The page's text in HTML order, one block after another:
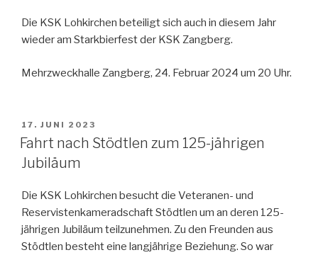
Die KSK Lohkirchen beteiligt sich auch in diesem Jahr
wieder am Starkbierfest der KSK Zangberg.
Mehrzweckhalle Zangberg, 24. Februar 2024 um 20 Uhr.
VERÖFFENTLICHT
AM
17. JUNI 2023
Fahrt nach Stödtlen zum 125-jährigen
Jubiläum
Die KSK Lohkirchen besucht die Veteranen- und
Reservistenkameradschaft Stödtlen um an deren 125-
jährigen Jubiläum teilzunehmen. Zu den Freunden aus
Stödtlen besteht eine langjährige Beziehung. So war